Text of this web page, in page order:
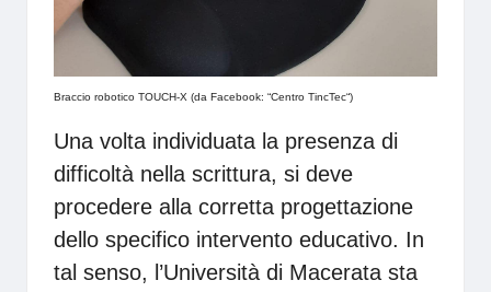
Braccio robotico TOUCH-X (da Facebook: “Centro TincTec“)
Una volta individuata la presenza di
difficoltà nella scrittura, si deve
procedere alla corretta progettazione
dello specifico intervento educativo. In
tal senso, l’Università di Macerata sta